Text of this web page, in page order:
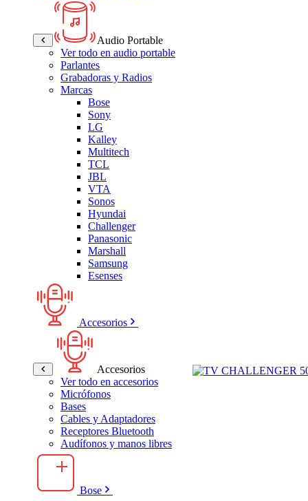
Audio Portable
Ver todo en audio portable
Parlantes
Grabadoras y Radios
Marcas
Bose
Sony
LG
Kalley
Multitech
TCL
JBL
VTA
Sonos
Hyundai
Challenger
Panasonic
Marshall
Samsung
Esenses
Accesorios
Accesorios
Ver todo en accesorios
Micrófonos
Bases
Cables y Adaptadores
Receptores Bluetooth
Audífonos y manos libres
Bose